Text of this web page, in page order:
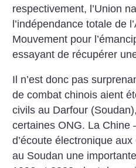
respectivement, l’Union
l’indépendance totale de
Mouvement pour
essayant de récupérer
Il n’est donc pas
de combat chinois aient
civils au Darfour
certaines ONG. La Chine
d’écoute électronique
au Soudan une